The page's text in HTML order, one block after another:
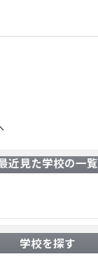
近見た学校の一覧
学校を探す